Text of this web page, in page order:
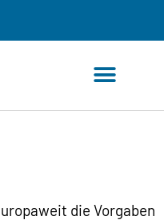
die Vorgaben